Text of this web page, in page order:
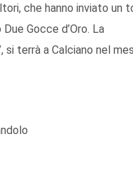
che hanno inviato un
Gocce d’Oro. La
si terrà a Calciano nel